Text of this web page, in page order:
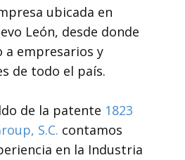
ubicada en
León, desde donde
a empresarios y
de todo el país.
de la patente 1823
S.C. contamos
en la Industria